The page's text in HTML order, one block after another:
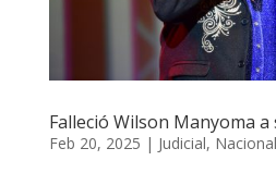
Falleció Wilson Manyoma a
Feb 20, 2025 | Judicial, Nacional